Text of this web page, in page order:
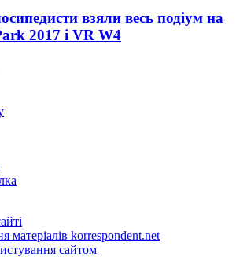
взяли весь подіум на
2017 і VR W4
матеріалів korrespondent.net
сайтом